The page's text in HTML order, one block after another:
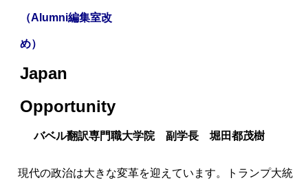
（Alumni編集室改
め）
Japan
Opportunity
バベル翻訳専門職大学院 副学長 堀田都茂樹
現代の政治は大きな変革を迎えています。トランプ大統